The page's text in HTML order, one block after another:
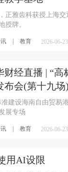
正雅齿科获授上海
授牌。
教育 2026-06-
财经直播 | “
布会(第十九
准建设海南自由贸易
展专场
教育 2026-06-
用AI设限